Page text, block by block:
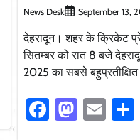
News Desk September 13,
देहरादून। शहर के क्रिकेट
सितम्बर को रात 8 बजे
2025 का सबसे
Facebook